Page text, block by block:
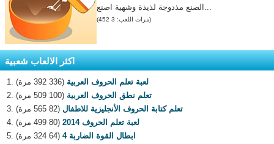
الصنع مذدوجة لذيذة وشهية اصنع...
(مرات اللعب: 3 452)
اكثر الالعاب شعبية
لعبة تعلم الحروف العربية (336 392 مرة)
تعلم نطق الحروف العربية (100 509 مرة)
تعلم كتابة الحروف الأنجليزية للاطفال (82 565 مرة)
لعبة تعلم الحروف 2014
(80 499 مرة)
ابطال القوة الضاربة 4
(64 324 مرة)